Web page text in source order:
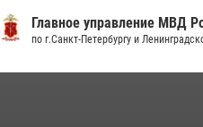
Главное управление МВД
по г.Санкт-Петербургу и